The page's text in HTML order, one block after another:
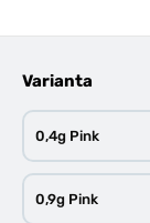
Varianta
0,4g Pink
0,9g Pink